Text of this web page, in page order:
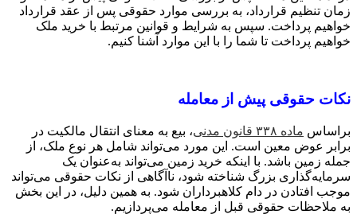
زمان تنظیم قرارداد، به بررسی موارد حقوقی پس از عقد قرارداد
خواهیم پرداخت. سپس به شرایط و قوانین مرتبط با خرید ملک
خواهیم پرداخت تا شما را با این موارد آشنا کنیم.
نکات حقوقی پیش از معامله
براساس ماده ۳۳۸ قانون مدنی
، بیع به معنای انتقال مالکیت در
برابر عوض معین است. این مورد می‌تواند شامل هر نوع ملک، از
جمله زمین باشد. با اینکه خرید زمین می‌تواند به‌عنوان یک
سرمایه‌گذاری بزرگ شناخته شود، ناآگاهی از نکات حقوقی می‌تواند
موجب افتادن در دام کلاهبرداران شود. به همین دلیل، در این بخش
به ملاحظات حقوقی قبل از معامله می‌پردازیم.